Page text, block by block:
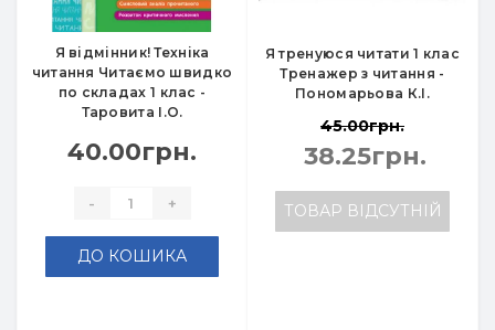
Я відмінник! Техніка
читання Читаємо швидко
по складах 1 клас -
Таровита І.О.
40.00грн.
- +
ДО КОШИКА
Я тренуюся читати 1 клас
Тренажер з читання -
Пономарьова К.І.
45.00грн.
38.25грн.
ТОВАР ВІДСУТНІЙ